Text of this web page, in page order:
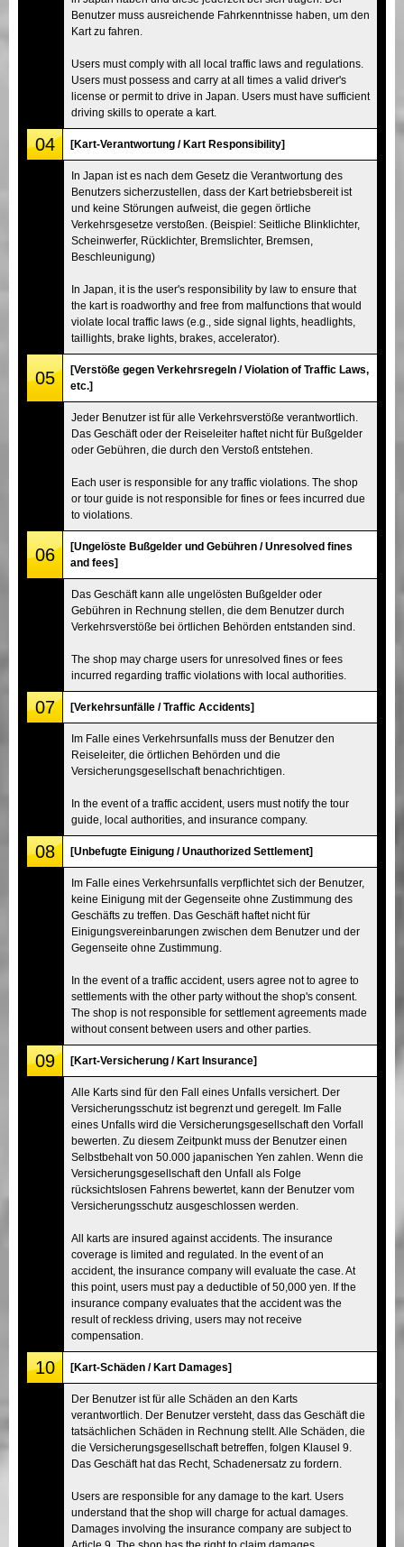
Benutzer muss ausreichende Fahrkenntnisse haben, um den
Kart zu fahren.
Users must comply with all local traffic laws and regulations.
Users must possess and carry at all times a valid driver's
license or permit to drive in Japan. Users must have sufficient
driving skills to operate a kart.
04 [Kart-Verantwortung / Kart Responsibility]
In Japan ist es nach dem Gesetz die Verantwortung des
Benutzers sicherzustellen, dass der Kart betriebsbereit ist
und keine Störungen aufweist, die gegen örtliche
Verkehrsgesetze verstoßen. (Beispiel: Seitliche Blinklichter,
Scheinwerfer, Rücklichter, Bremslichter, Bremsen,
Beschleunigung)
In Japan, it is the user's responsibility by law to ensure that
the kart is roadworthy and free from malfunctions that would
violate local traffic laws (e.g., side signal lights, headlights,
taillights, brake lights, brakes, accelerator).
05
[Verstöße gegen Verkehrsregeln / Violation of Traffic Laws,
etc.]
Jeder Benutzer ist für alle Verkehrsverstöße verantwortlich.
Das Geschäft oder der Reiseleiter haftet nicht für Bußgelder
oder Gebühren, die durch den Verstoß entstehen.
Each user is responsible for any traffic violations. The shop
or tour guide is not responsible for fines or fees incurred due
to violations.
06
[Ungelöste Bußgelder und Gebühren / Unresolved fines
and fees]
Das Geschäft kann alle ungelösten Bußgelder oder
Gebühren in Rechnung stellen, die dem Benutzer durch
Verkehrsverstöße bei örtlichen Behörden entstanden sind.
The shop may charge users for unresolved fines or fees
incurred regarding traffic violations with local authorities.
07 [Verkehrsunfälle / Traffic Accidents]
Im Falle eines Verkehrsunfalls muss der Benutzer den
Reiseleiter, die örtlichen Behörden und die
Versicherungsgesellschaft benachrichtigen.
In the event of a traffic accident, users must notify the tour
guide, local authorities, and insurance company.
08 [Unbefugte Einigung / Unauthorized Settlement]
Im Falle eines Verkehrsunfalls verpflichtet sich der Benutzer,
keine Einigung mit der Gegenseite ohne Zustimmung des
Geschäfts zu treffen. Das Geschäft haftet nicht für
Einigungsvereinbarungen zwischen dem Benutzer und der
Gegenseite ohne Zustimmung.
In the event of a traffic accident, users agree not to agree to
settlements with the other party without the shop's consent.
The shop is not responsible for settlement agreements made
without consent between users and other parties.
09 [Kart-Versicherung / Kart Insurance]
Alle Karts sind für den Fall eines Unfalls versichert. Der
Versicherungsschutz ist begrenzt und geregelt. Im Falle
eines Unfalls wird die Versicherungsgesellschaft den Vorfall
bewerten. Zu diesem Zeitpunkt muss der Benutzer einen
Selbstbehalt von 50.000 japanischen Yen zahlen. Wenn die
Versicherungsgesellschaft den Unfall als Folge
rücksichtslosen Fahrens bewertet, kann der Benutzer vom
Versicherungsschutz ausgeschlossen werden.
All karts are insured against accidents. The insurance
coverage is limited and regulated. In the event of an
accident, the insurance company will evaluate the case. At
this point, users must pay a deductible of 50,000 yen. If the
insurance company evaluates that the accident was the
result of reckless driving, users may not receive
compensation.
10 [Kart-Schäden / Kart Damages]
Der Benutzer ist für alle Schäden an den Karts
verantwortlich. Der Benutzer versteht, dass das Geschäft die
tatsächlichen Schäden in Rechnung stellt. Alle Schäden, die
die Versicherungsgesellschaft betreffen, folgen Klausel 9.
Das Geschäft hat das Recht, Schadenersatz zu fordern.
Users are responsible for any damage to the kart. Users
understand that the shop will charge for actual damages.
Damages involving the insurance company are subject to